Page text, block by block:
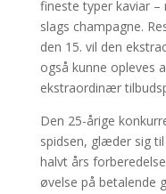
fineste typer kaviar –
slags champagne.
den 15. vil den
også kunne opleves
ekstraordinær
Den 25-årige
spidsen, glæder sig
halvt års
øvelse på betalende